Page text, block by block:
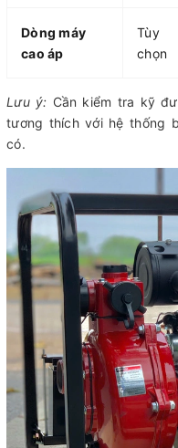
Dòng máy
cao áp
Tùy
chọn
Lưu ý: Cần kiểm tra kỹ
tương thích với hệ thống
có.